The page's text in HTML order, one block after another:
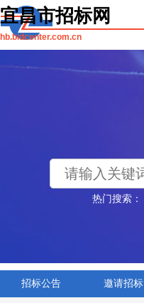
宜昌市招标网
hb.bidcenter.com.cn
热门搜索：
招标公告 邀请招标